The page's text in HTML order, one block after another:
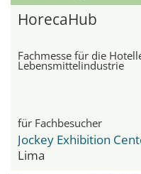
HorecaHub
Fachmesse für die
Lebensmittelindustrie
für Fachbesucher
Jockey Exhibition
Lima